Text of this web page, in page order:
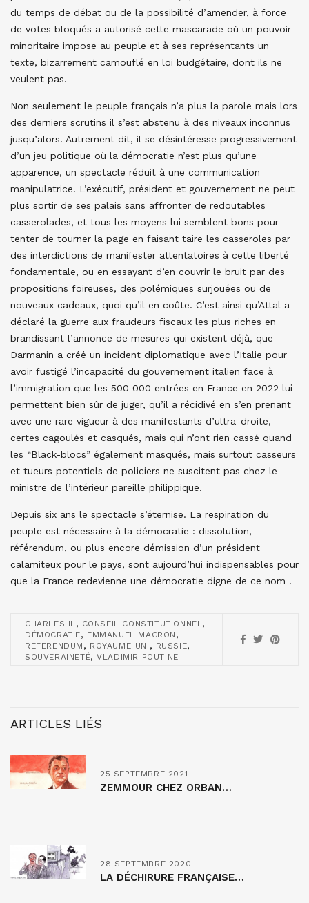
du temps de débat ou de la possibilité d’amender, à force
de votes bloqués a autorisé cette mascarade où un pouvoir
minoritaire impose au peuple et à ses représentants un
texte, bizarrement camouflé en loi budgétaire, dont ils ne
veulent pas.
Non seulement le peuple français n’a plus la parole mais lors
des derniers scrutins il s’est abstenu à des niveaux inconnus
jusqu’alors. Autrement dit, il se désintéresse progressivement
d’un jeu politique où la démocratie n’est plus qu’une
apparence, un spectacle réduit à une communication
manipulatrice. L’exécutif, président et gouvernement ne peut
plus sortir de ses palais sans affronter de redoutables
casserolades, et tous les moyens lui semblent bons pour
tenter de tourner la page en faisant taire les casseroles par
des interdictions de manifester attentatoires à cette liberté
fondamentale, ou en essayant d’en couvrir le bruit par des
propositions foireuses, des polémiques surjouées ou de
nouveaux cadeaux, quoi qu’il en coûte. C’est ainsi qu’Attal a
déclaré la guerre aux fraudeurs fiscaux les plus riches en
brandissant l’annonce de mesures qui existent déjà, que
Darmanin a créé un incident diplomatique avec l’Italie pour
avoir fustigé l’incapacité du gouvernement italien face à
l’immigration que les 500 000 entrées en France en 2022 lui
permettent bien sûr de juger, qu’il a récidivé en s’en prenant
avec une rare vigueur à des manifestants d’ultra-droite,
certes cagoulés et casqués, mais qui n’ont rien cassé quand
les “Black-blocs” également masqués, mais surtout casseurs
et tueurs potentiels de policiers ne suscitent pas chez le
ministre de l’intérieur pareille philippique.
Depuis six ans le spectacle s’éternise. La respiration du
peuple est nécessaire à la démocratie : dissolution,
référendum, ou plus encore démission d’un président
calamiteux pour le pays, sont aujourd’hui indispensables pour
que la France redevienne une démocratie digne de ce nom !
CHARLES III , CONSEIL CONSTITUTIONNEL,
DÉMOCRATIE, EMMANUEL MACRON ,
REFERENDUM , ROYAUME-UNI , RUSSIE,
SOUVERAINETÉ,VLADIMIR POUTINE
ARTICLES LIÉS
25 SEPTEMBRE 2021
ZEMMOUR CHEZ ORBAN…
28 SEPTEMBRE 2020
LA DÉCHIRURE FRANÇAISE…